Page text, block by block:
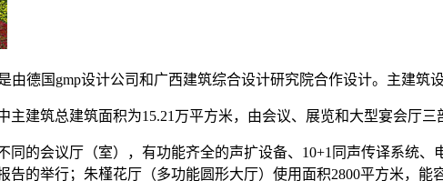
德国gmp设计公司和广西建筑综合设计研究院合作设计。主建筑
建筑总建筑面积为15.21万平方米，由会议、展览和大型宴会厅三
的会议厅（室），有功能齐全的声扩设备、10+1同声传译系统
的举行；朱槿花厅（多功能圆形大厅）使用面积2800平方米，能